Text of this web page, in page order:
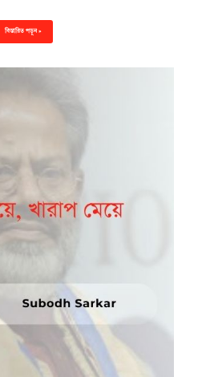
বিস্তারিত পড়ুন »